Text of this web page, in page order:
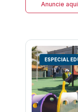
Anuncie aqui
ESPECIAL